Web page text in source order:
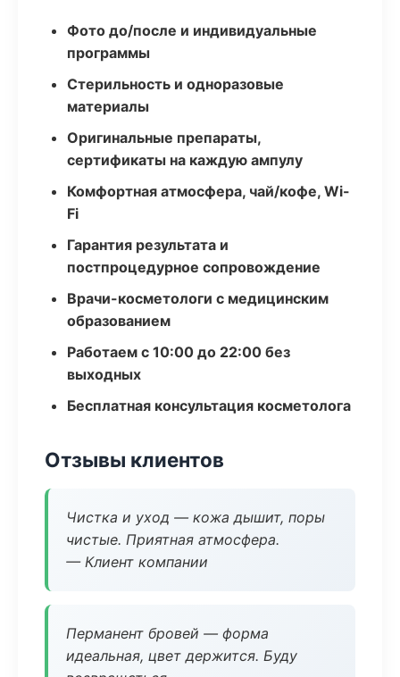
Фото до/после и индивидуальные
программы
Стерильность и одноразовые
материалы
Оригинальные препараты,
сертификаты на каждую ампулу
Комфортная атмосфера, чай/кофе, Wi-
Fi
Гарантия результата и
постпроцедурное сопровождение
Врачи-косметологи с медицинским
образованием
Работаем с 10:00 до 22:00 без
выходных
Бесплатная консультация косметолога
Отзывы клиентов
Чистка и уход — кожа дышит, поры
чистые. Приятная атмосфера.
— Клиент компании
Перманент бровей — форма
идеальная, цвет держится. Буду